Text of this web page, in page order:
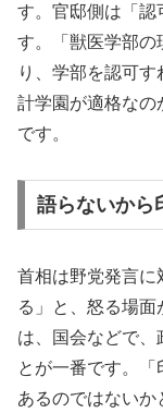
す。官邸側は「認
す。「獣医学部の
り、学部を認可
計学園が適格なの
です。
語らないから
首相は野党発言に
る」と、怒る場
は、国会などで、
とが一番です。
あるのではないか